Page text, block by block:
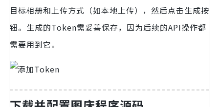
目标相册和上传方式（如本地上传），然后点击生成按
钮。生成的Token需妥善保存，因为后续的API操作都
需要用到它。